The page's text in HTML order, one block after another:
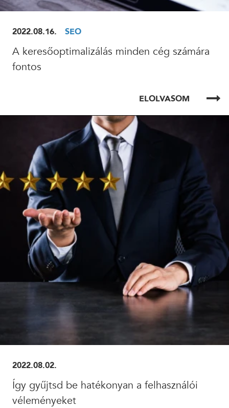
2022.08.16. SEO
A keresőoptimalizálás minden cég számára
fontos
ELOLVASOM
ELOLVASOM
2022.08.02.
Így gyűjtsd be hatékonyan a felhasználói
véleményeket